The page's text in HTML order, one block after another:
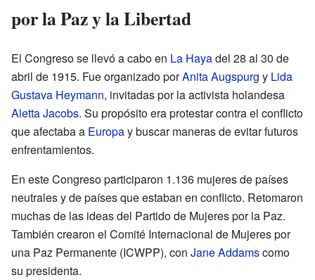
por la Paz y la Libertad
El Congreso se llevó a cabo en La Hayadel 28 al 30 de
abril de 1915. Fue organizado porAnita Augspurg y Lida
Gustava Heymann, invitadas por la activista holandesa
Aletta Jacobs. Su propósito era protestar contra el conflicto
que afectaba a Europay buscar maneras de evitar futuros
enfrentamientos.
En este Congreso participaron 1.136 mujeres de países
neutrales y de países que estaban en conflicto. Retomaron
muchas de las ideas del Partido de Mujeres por la Paz.
También crearon el Comité Internacional de Mujeres por
una Paz Permanente (ICWPP), con Jane Addamscomo
su presidenta.